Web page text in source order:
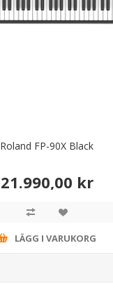
Roland FP-90X Black
21.990,00 kr
LÄGG I VARUKORG